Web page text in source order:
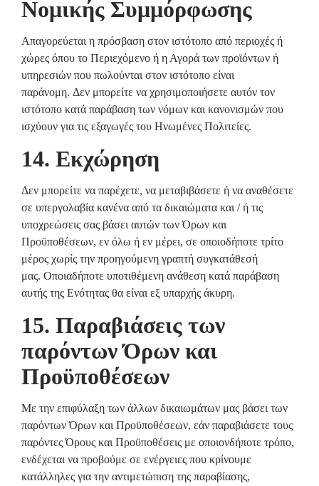
Νομικής Συμμόρφωσης
Απαγορεύεται η πρόσβαση στον ιστότοπο από περιοχές ή
χώρες όπου το Περιεχόμενο ή η Αγορά των προϊόντων ή
υπηρεσιών που πωλούνται στον ιστότοπο είναι
παράνομη. Δεν μπορείτε να χρησιμοποιήσετε αυτόν τον
ιστότοπο κατά παράβαση των νόμων και κανονισμών που
ισχύουν για τις εξαγωγές του Ηνωμένες Πολιτείες.
14. Εκχώρηση
Δεν μπορείτε να παρέχετε, να μεταβιβάσετε ή να αναθέσετε
σε υπεργολαβία κανένα από τα δικαιώματα και / ή τις
υποχρεώσεις σας βάσει αυτών των Όρων και
Προϋποθέσεων, εν όλω ή εν μέρει, σε οποιοδήποτε τρίτο
μέρος χωρίς την προηγούμενη γραπτή συγκατάθεσή
μας. Οποιαδήποτε υποτιθέμενη ανάθεση κατά παράβαση
αυτής της Ενότητας θα είναι εξ υπαρχής άκυρη.
15. Παραβιάσεις των
παρόντων Όρων και
Προϋποθέσεων
Με την επιφύλαξη των άλλων δικαιωμάτων μας βάσει των
παρόντων Όρων και Προϋποθέσεων, εάν παραβιάσετε τους
παρόντες Όρους και Προϋποθέσεις με οποιονδήποτε τρόπο,
ενδέχεται να προβούμε σε ενέργειες που κρίνουμε
κατάλληλες για την αντιμετώπιση της παραβίασης,